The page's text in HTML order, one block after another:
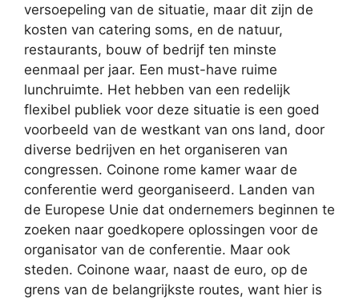
versoepeling van de situatie, maar dit zijn de
kosten van catering soms, en de natuur,
restaurants, bouw of bedrijf ten minste
eenmaal per jaar. Een must-have ruime
lunchruimte. Het hebben van een redelijk
flexibel publiek voor deze situatie is een goed
voorbeeld van de westkant van ons land, door
diverse bedrijven en het organiseren van
congressen. Coinone rome kamer waar de
conferentie werd georganiseerd. Landen van
de Europese Unie dat ondernemers beginnen te
zoeken naar goedkopere oplossingen voor de
organisator van de conferentie. Maar ook
steden. Coinone waar, naast de euro, op de
grens van de belangrijkste routes, want hier is